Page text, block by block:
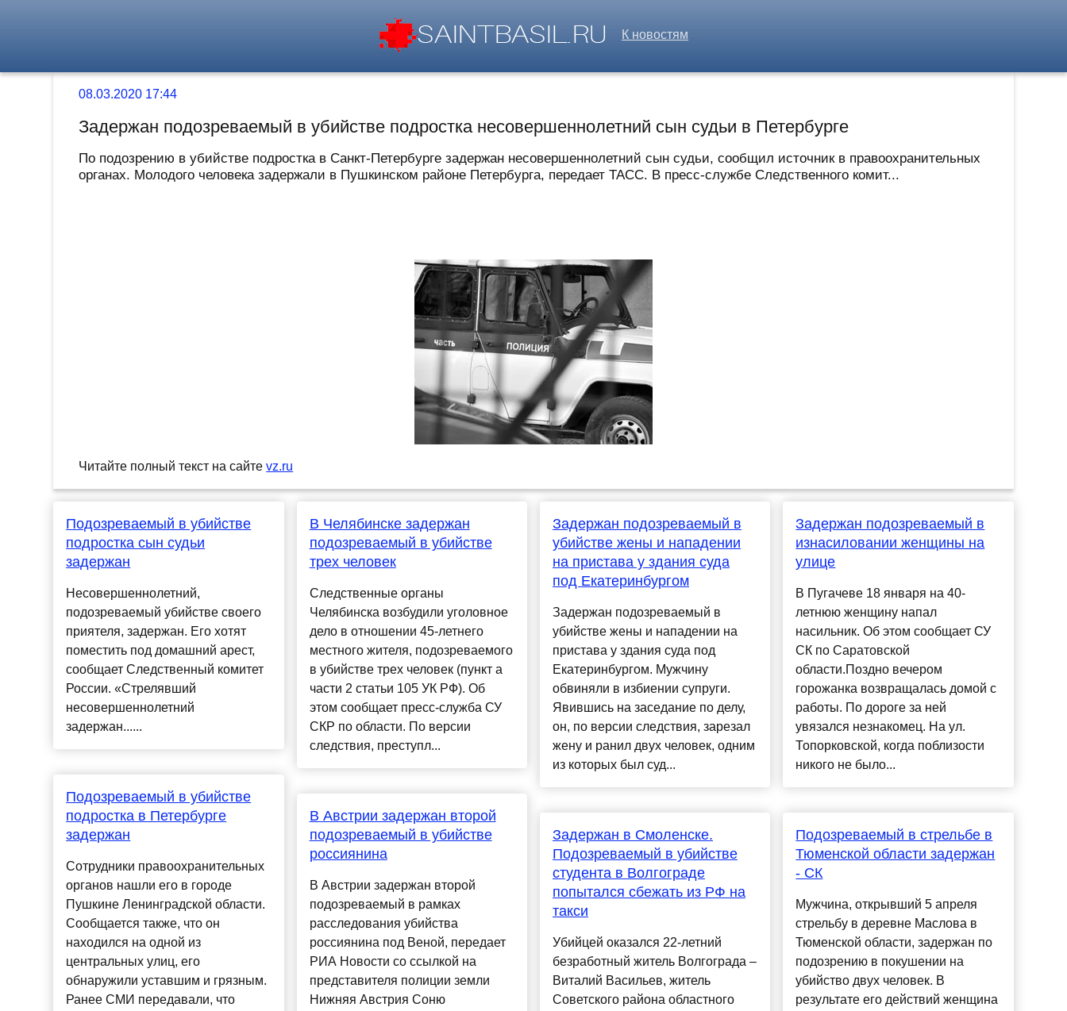
К новостям
08.03.2020 17:44
Задержан подозреваемый в убийстве подростка несовершеннолетний сын судьи в Петербурге
По подозрению в убийстве подростка в Санкт-Петербурге задержан несовершеннолетний сын судьи, сообщил источник в правоохранительных
органах. Молодого человека задержали в Пушкинском районе Петербурга, передает ТАСС. В пресс-службе Следственного комит...
Читайте полный текст на сайтеvz.ru
Подозреваемый в убийстве
подростка сын судьи
задержан
Несовершеннолетний,
подозреваемый убийстве своего
приятеля, задержан. Его хотят
поместить под домашний арест,
сообщает Следственный комитет
России. «Стрелявший
несовершеннолетний
задержан......
Подозреваемый в убийстве
подростка в Петербурге
задержан
Сотрудники правоохранительных
органов нашли его в городе
Пушкине Ленинградской области.
Сообщается также, что он
находился на одной из
центральных улиц, его
обнаружили уставшим и грязным.
Ранее СМИ передавали, что
В Челябинске задержан
подозреваемый в убийстве
трех человек
Следственные органы
Челябинска возбудили уголовное
дело в отношении 45-летнего
местного жителя, подозреваемого
в убийстве трех человек (пункт а
части 2 статьи 105 УК РФ). Об
этом сообщает пресс-служба СУ
СКР по области. По версии
следствия, преступл...
В Австрии задержан второй
подозреваемый в убийстве
россиянина
В Австрии задержан второй
подозреваемый в рамках
расследования убийства
россиянина под Веной, передает
РИА Новости со ссылкой на
представителя полиции земли
Нижняя Австрия Соню
Задержан подозреваемый в
убийстве жены и нападении
на пристава у здания суда
под Екатеринбургом
Задержан подозреваемый в
убийстве жены и нападении на
пристава у здания суда под
Екатеринбургом. Мужчину
обвиняли в избиении супруги.
Явившись на заседание по делу,
он, по версии следствия, зарезал
жену и ранил двух человек, одним
из которых был суд...
Задержан в Смоленске.
Подозреваемый в убийстве
студента в Волгограде
попытался сбежать из РФ на
такси
Убийцей оказался 22-летний
безработный житель Волгограда –
Виталий Васильев, житель
Советского района областного
Задержан подозреваемый в
изнасиловании женщины на
улице
В Пугачеве 18 января на 40-
летнюю женщину напал
насильник. Об этом сообщает СУ
СК по Саратовской
области.Поздно вечером
горожанка возвращалась домой с
работы. По дороге за ней
увязался незнакомец. На ул.
Топорковской, когда поблизости
никого не было...
Подозреваемый в стрельбе в
Тюменской области задержан
- СК
Мужчина, открывший 5 апреля
стрельбу в деревне Маслова в
Тюменской области, задержан по
подозрению в покушении на
убийство двух человек. В
результате его действий женщина